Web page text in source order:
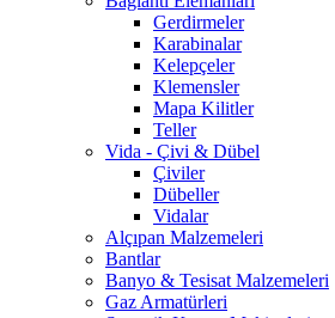
Gerdirmeler
Karabinalar
Kelepçeler
Klemensler
Mapa Kilitler
Teller
Vida - Çivi & Dübel
Çiviler
Dübeller
Vidalar
Alçıpan Malzemeleri
Bantlar
Banyo & Tesisat Malzemeleri
Gaz Armatürleri